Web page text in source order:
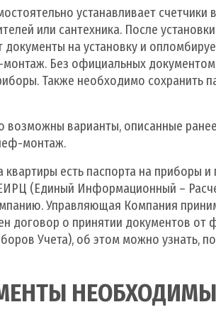
устанавливает счетчики
или сантехника. После
на установку и
Без официальных
Также необходимо сохранить
возможны варианты, описанные
монтаж.
квартиры есть паспорта на приборы и
(Единый Информационный –
Управляющая Компания
договор о принятии документов от
Учета), об этом можно узнать,